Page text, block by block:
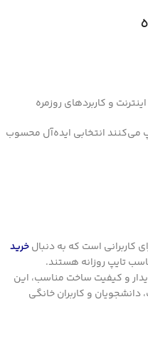
و کاربردهای روزمره
می‌کنند انتخابی ایده‌آل محسوب
کاربرانی است که به دنبالخرید
تایپ روزانه هستند.
و کیفیت ساخت مناسب، این
دانشجویان و کاربران خانگی